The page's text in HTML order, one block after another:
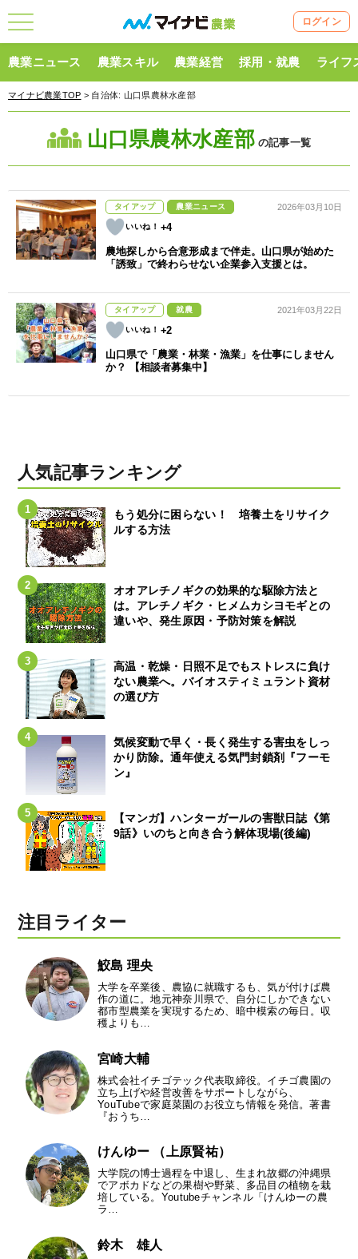
ログイン
農業ニュース 農業スキル 農業経営 採用・就農 ライフ
マイナビ農業TOP > 自治体: 山口県農林水産部
山口県農林水産部 の記事一覧
タイアップ 農業ニュース
+4
2026年03月10日
農地探しから合意形成まで伴走。山口県が始めた
「誘致」で終わらせない企業参入支援とは。
タイアップ 就農
+2
2021年03月22日
山口県で「農業・林業・漁業」を仕事にしません
か？ 【相談者募集中】
人気記事ランキング
もう処分に困らない！ 培養土をリサイク
ルする方法
オオアレチノギクの効果的な駆除方法と
は。アレチノギク・ヒメムカシヨモギとの
違いや、発生原因・予防対策を解説
高温・乾燥・日照不足でもストレスに負け
ない農業へ。バイオスティミュラント資材
の選び方
気候変動で早く・長く発生する害虫をしっ
かり防除。通年使える気門封鎖剤『フーモ
ン』
【マンガ】ハンターガールの害獣日誌《第
9話》いのちと向き合う解体現場(後編)
注目ライター
鮫島 理央
大学を卒業後、農協に就職するも、気が付けば農
作の道に。地元神奈川県で、自分にしかできない
都市型農業を実現するため、暗中模索の毎日。収
穫よりも…
宮崎大輔
株式会社イチゴテック代表取締役。イチゴ農園の
立ち上げや経営改善をサポートしながら、
YouTubeで家庭菜園のお役立ち情報を発信。著書
『おうち…
けんゆー （上原賢祐）
大学院の博士過程を中退し、生まれ故郷の沖縄県
でアボカドなどの果樹や野菜、多品目の植物を栽
培している。Youtubeチャンネル「けんゆーの農
ラ…
鈴木 雄人